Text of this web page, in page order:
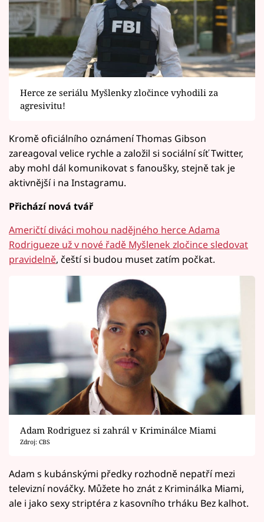
Herce ze seriálu Myšlenky zločince vyhodili za
agresivitu!
Kromě oficiálního oznámení Thomas Gibson
zareagoval velice rychle a založil si sociální síť Twitter,
aby mohl dál komunikovat s fanoušky, stejně tak je
aktivnější i na Instagramu.
Přichází nová tvář
Američtí diváci mohou nadějného herce Adama
Rodrigueze už v nové řadě Myšlenek zločince sledovat
pravidelně, čeští si budou muset zatím počkat.
Adam Rodriguez si zahrál v Kriminálce Miami
Zdroj: CBS
Adam s kubánskými předky rozhodně nepatří mezi
televizní nováčky. Můžete ho znát z Kriminálka Miami,
ale i jako sexy striptéra z kasovního trháku Bez kalhot.